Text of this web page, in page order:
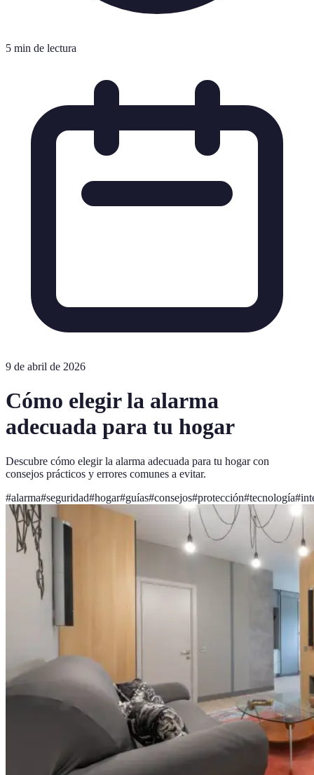
5 min de lectura
9 de abril de 2026
Cómo elegir la alarma
adecuada para tu hogar
Descubre cómo elegir la alarma adecuada para tu hogar con
consejos prácticos y errores comunes a evitar.
#alarma#seguridad#hogar#guías#consejos#protección#tecnología#